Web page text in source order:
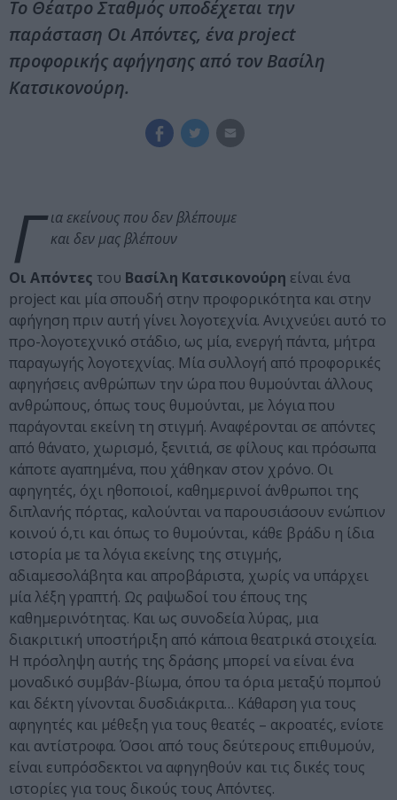
Το Θέατρο Σταθμός υποδέχεται την
παράσταση Οι Απόντες, ένα project
προφορικής αφήγησης από τον Βασίλη
Κατσικονούρη.
Γ ια εκείνους που δεν βλέπουμε
και δεν μας βλέπουν
Οι Απόντες του Βασίλη Κατσικονούρη είναι ένα
project και μία σπουδή στην προφορικότητα και στην
αφήγηση πριν αυτή γίνει λογοτεχνία. Ανιχνεύει αυτό το
προ-λογοτεχνικό στάδιο, ως μία, ενεργή πάντα, μήτρα
παραγωγής λογοτεχνίας. Μία συλλογή από προφορικές
αφηγήσεις ανθρώπων την ώρα που θυμούνται άλλους
ανθρώπους, όπως τους θυμούνται, με λόγια που
παράγονται εκείνη τη στιγμή. Αναφέρονται σε απόντες
από θάνατο, χωρισμό, ξενιτιά, σε φίλους και πρόσωπα
κάποτε αγαπημένα, που χάθηκαν στον χρόνο. Οι
αφηγητές, όχι ηθοποιοί, καθημερινοί άνθρωποι της
διπλανής πόρτας, καλούνται να παρουσιάσουν ενώπιον
κοινού ό,τι και όπως το θυμούνται, κάθε βράδυ η ίδια
ιστορία με τα λόγια εκείνης της στιγμής,
αδιαμεσολάβητα και απροβάριστα, χωρίς να υπάρχει
μία λέξη γραπτή. Ως ραψωδοί του έπους της
καθημερινότητας. Και ως συνοδεία λύρας, μια
διακριτική υποστήριξη από κάποια θεατρικά στοιχεία.
Η πρόσληψη αυτής της δράσης μπορεί να είναι ένα
μοναδικό συμβάν-βίωμα, όπου τα όρια μεταξύ πομπού
και δέκτη γίνονται δυσδιάκριτα… Κάθαρση για τους
αφηγητές και μέθεξη για τους θεατές – ακροατές, ενίοτε
και αντίστροφα. Όσοι από τους δεύτερους επιθυμούν,
είναι ευπρόσδεκτοι να αφηγηθούν και τις δικές τους
ιστορίες για τους δικούς τους Απόντες.